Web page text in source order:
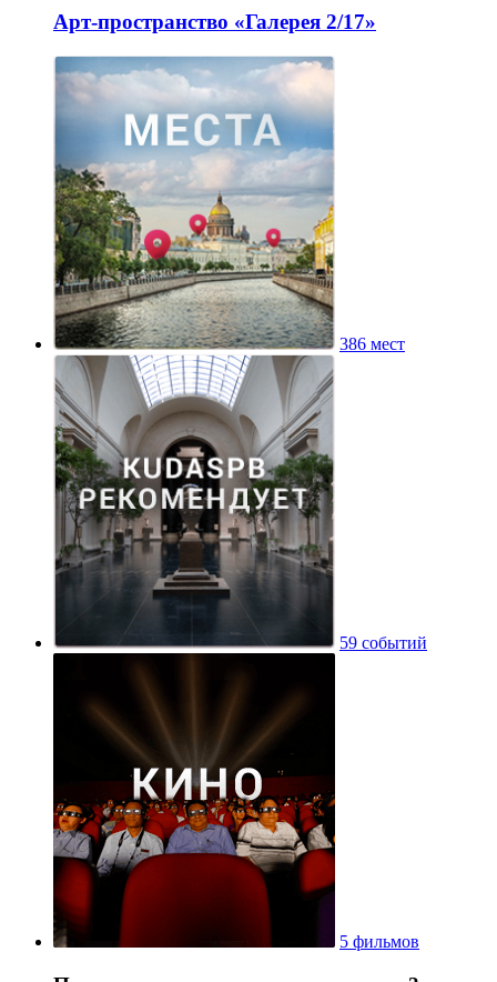
Арт-пространство «Галерея 2/17»
386 мест
59 событий
5 фильмов